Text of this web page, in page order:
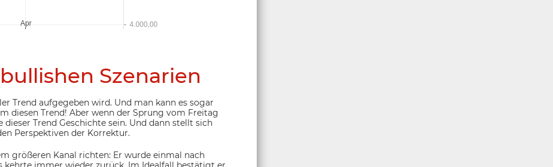
Szenarien
Trend aufgegeben wird. Und man kann es sogar
diesen Trend! Aber wenn der Sprung vom Freitag
Trend Geschichte sein. Und dann stellt sich
Perspektiven der Korrektur.
größeren Kanal richten: Er wurde einmal nach